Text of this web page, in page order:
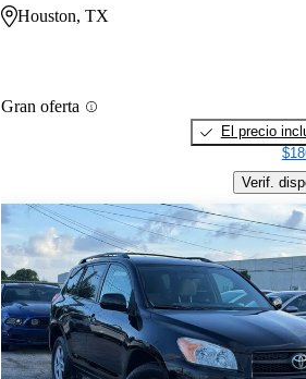
Houston, TX
Gran oferta
El precio
Verif.